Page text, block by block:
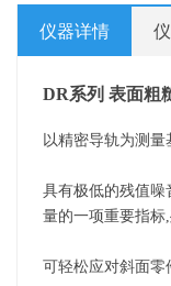
仪器详情
DR系列 表面粗
以精密导轨为测量
具有极低的残值噪
量的一项重要指标
可轻松应对斜面零